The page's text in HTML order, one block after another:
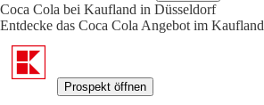
Coca Cola bei Kaufland in Düsseldorf
Entdecke das Coca Cola Angebot im
Prospekt öffnen